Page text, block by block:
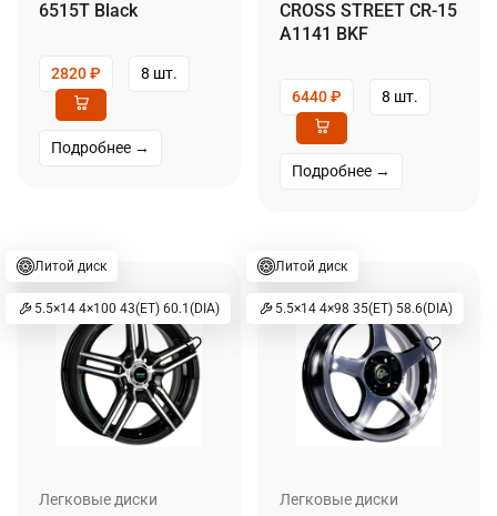
6515T Black
2820₽ 8 шт.
Подробнее →
CROSS STREET CR-15
A1141 BKF
6440₽ 8 шт.
Подробнее →
Литой диск
5.5×14 4×100 43(ET) 60.1(DIA)
Легковые диски
Литой диск
5.5×14 4×98 35(ET) 58.6(DIA)
Легковые диски